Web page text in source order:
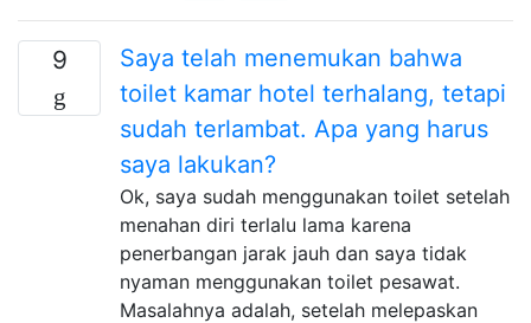
9
Saya telah menemukan bahwa
toilet kamar hotel terhalang, tetapi
sudah terlambat. Apa yang harus
saya lakukan?
Ok, saya sudah menggunakan toilet setelah
menahan diri terlalu lama karena
penerbangan jarak jauh dan saya tidak
nyaman menggunakan toilet pesawat.
Masalahnya adalah, setelah melepaskan